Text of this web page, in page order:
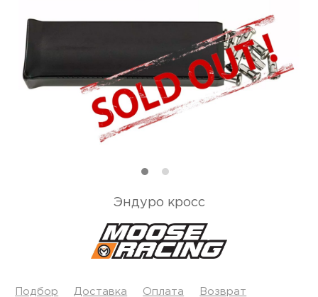
Эндуро кросс
Подбор Доставка Оплата Возврат